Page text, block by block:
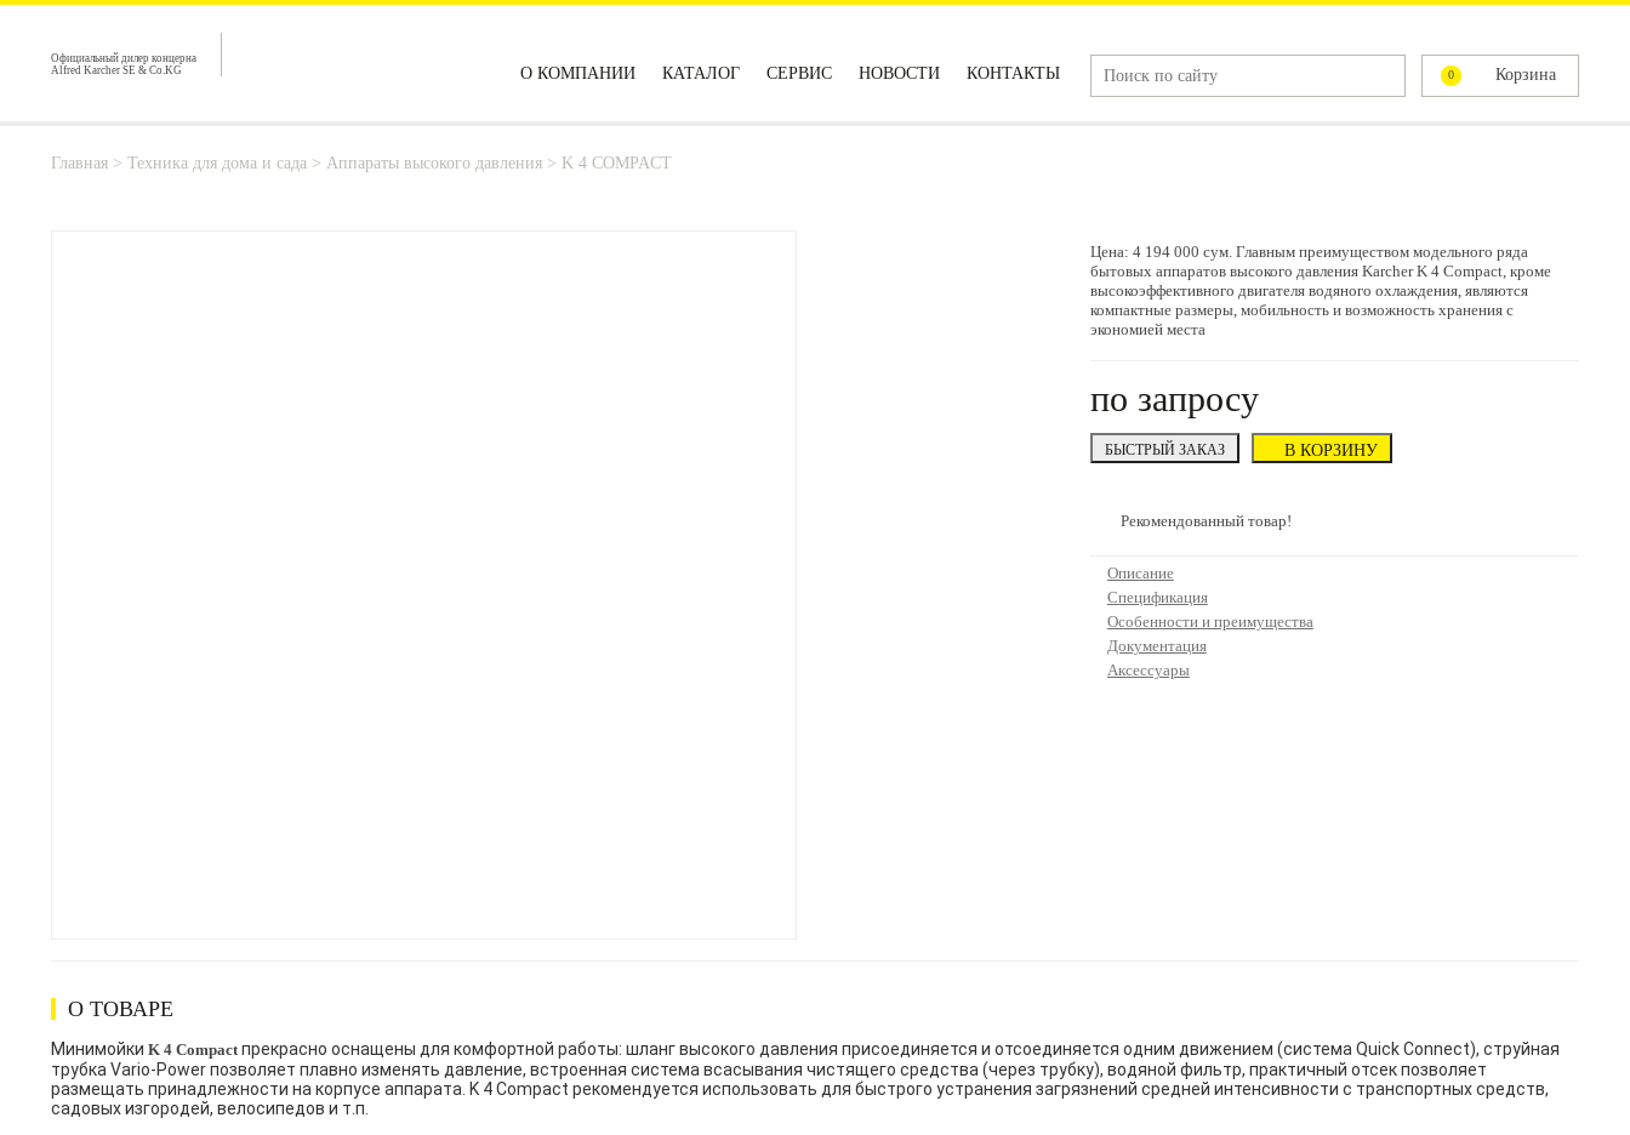
Официальный дилер концерна
Alfred Karcher SE & Co.KG
О КОМПАНИИ КАТАЛОГ СЕРВИС НОВОСТИ КОНТАКТЫ 0 Корзина
Главная > Техника для дома и сада > Аппараты высокого давления > K 4 COMPACT
Цена: 4 194 000 сум. Главным преимуществом модельного ряда
бытовых аппаратов высокого давления Karcher K 4 Compact, кроме
высокоэффективного двигателя водяного охлаждения, являются
компактные размеры, мобильность и возможность хранения с
экономией места
по запросу
БЫСТРЫЙ ЗАКАЗ В КОРЗИНУ
Рекомендованный товар!
Описание
Спецификация
Особенности и преимущества
Документация
Аксессуары
О ТОВАРЕ
Минимойки K 4 Compact прекрасно оснащены для комфортной работы: шланг высокого давления присоединяется и отсоединяется одним движением (система Quick Connect), струйная
трубка Vario-Power позволяет плавно изменять давление, встроенная система всасывания чистящего средства (через трубку), водяной фильтр, практичный отсек позволяет
размещать принадлежности на корпусе аппарата. K 4 Compact рекомендуется использовать для быстрого устранения загрязнений средней интенсивности с транспортных средств,
садовых изгородей, велосипедов и т.п.